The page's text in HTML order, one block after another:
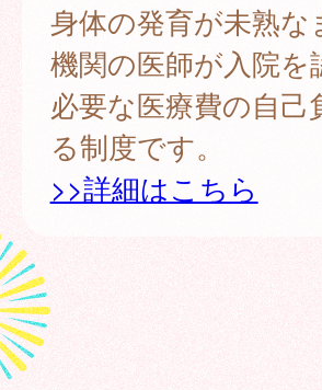
身体の発育が未熟
機関の医師が入院
必要な医療費の自
る制度です。
>>詳細はこちら